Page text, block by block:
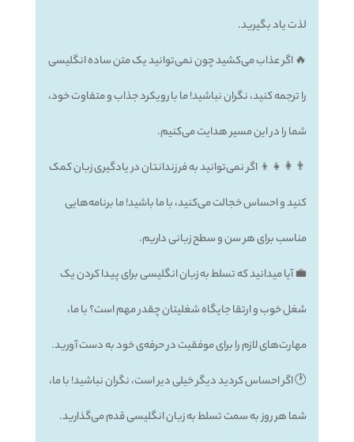
لذت یاد بگیرید.
🔥 اگر عذاب می‌کشید چون نمی‌توانید یک متن ساده انگلیسی
را ترجمه کنید، نگران نباشید! ما با رویکرد جذاب و متفاوت خود،
شما را در این مسیر هدایت می‌کنیم.
👨‍👩‍👧‍👦 اگر نمی‌توانید به فرزندانتان در یادگیری زبان کمک
کنید و احساس خجالت می‌کنید، با ما باشید! ما برنامه‌هایی
مناسب برای هر سن و سطح زبانی داریم.
💼 آیا میدانید که تسلط به زبان انگلیسی برای پیدا کردن یک
شغل خوب و ارتقا جایگاه شغلیتان چقدر مهم است؟ با ما،
مهارت‌های لازم را برای موفقیت در حرفه‌ی خود به دست آورید.
🕐 اگر احساس کردید دیگر خیلی دیر است، نگران نباشید! با ما،
شما هر روز به سمت تسلط به زبان انگلیسی قدم می‌گذارید.